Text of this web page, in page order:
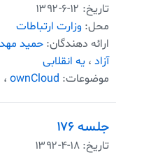
تاریخ: ۱۳۹۲-۶-۱۲
محل: وزارت ارتباطات
ارائه دهندگان: حمید
آزاد ، یه انقلابی
موضوعات:
، ownCloud
جلسه ۱۷۶
تاریخ: ۱۳۹۲-۴-۱۸